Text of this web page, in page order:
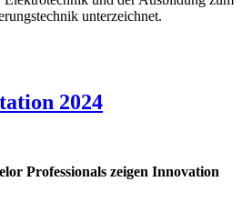
unterzeichnet.
2024
Professionals zeigen Innovation